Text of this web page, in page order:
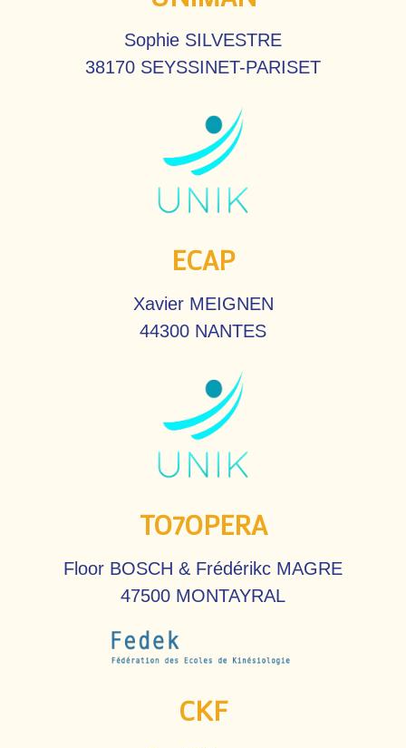
Sophie SILVESTRE
38170 SEYSSINET-PARISET
ECAP
Xavier MEIGNEN
44300 NANTES
TO7OPERA
Floor BOSCH & Frédérikc MAGRE
47500 MONTAYRAL
CKF